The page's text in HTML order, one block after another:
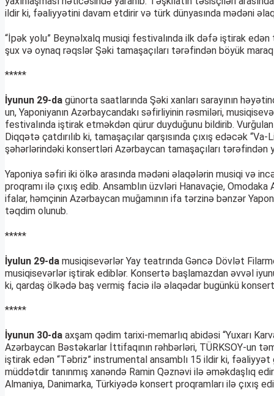
ildir ki, fəaliyyətini davam etdirir və türk dünyasında mədəni
“İpək yolu” Beynəlxalq musiqi festivalında ilk dəfə iştirak
şux və oynaq rəqslər Şəki tamaşaçıları tərəfindən böyük
*****
İyunun 29-da günorta saatlarında Şəki xanları sarayının
un, Yaponiyanın Azərbaycandakı səfirliyinin rəsmiləri,
festivalında iştirak etməkdən qürur duyduğunu bildirib.
Diqqətə çatdırılıb ki, tamaşaçılar qarşısında çıxış edəcək
şəhərlərindəki konsertləri Azərbaycan tamaşaçıları tərəfindən
Yaponiya səfiri iki ölkə arasında mədəni əlaqələrin musiqi və
proqramı ilə çıxış edib. Ansamblın üzvləri Hanavaçie,
ifalar, həmçinin Azərbaycan muğamının ifa tərzinə bənzər
təqdim olunub.
*****
İyulun 29-da musiqisevərlər Yay teatrında Gəncə Dövlət
musiqisevərlər iştirak ediblər. Konsertə başlamazdan əvvəl
ki, qardaş ölkədə baş vermiş faciə ilə əlaqədar bugünkü
*****
İyunun 30-da axşam qədim tarixi-memarlıq abidəsi “Yuxarı
Azərbaycan Bəstəkarlar İttifaqının rəhbərləri, TÜRKSOY-un
iştirak edən “Təbriz” instrumental ansamblı 15 ildir ki,
müddətdir tanınmış xanəndə Ramin Qəznəvi ilə əməkdaşlıq
Almaniya, Danimarka, Türkiyədə konsert proqramları ilə çıxış